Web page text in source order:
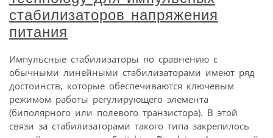
стабилизаторов напряжения
питания
Импульсные стабилизаторы по сравнению с
обычными линейными стабилизаторами имеют ряд
достоинств, которые обеспечиваются ключевым
режимом работы регулирующего элемента
(биполярного или полевого транзистора). В этой
связи за стабилизаторами такого типа закрепилось